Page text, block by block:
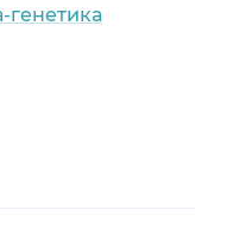
генетика